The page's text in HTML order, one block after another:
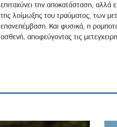
επιταχύνει την αποκατάσταση, αλλά
της λοίμωξης του τραύματος, των
επανεπέμβαση. Και φυσικά, η
ασθενή, αποφεύγοντας τις